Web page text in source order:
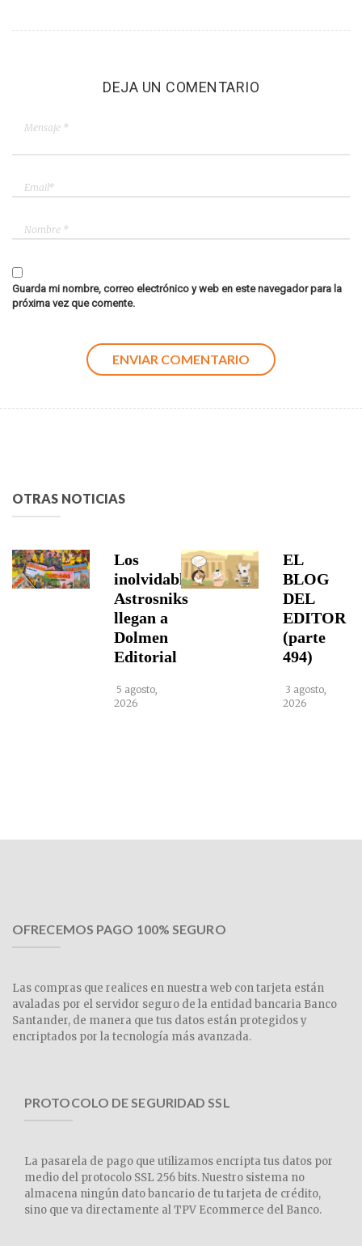
DEJA UN COMENTARIO
Guarda mi nombre, correo electrónico y web en este navegador para la
próxima vez que comente.
OTRAS NOTICIAS
Los
inolvidables
Astrosniks
llegan a
Dolmen
Editorial
5 agosto,
2026
EL
BLOG
DEL
EDITOR
(parte
494)
3 agosto,
2026
OFRECEMOS PAGO 100% SEGURO
Las compras que realices en nuestra web con tarjeta están
avaladas por el servidor seguro de la entidad bancaria Banco
Santander, de manera que tus datos están protegidos y
encriptados por la tecnología más avanzada.
PROTOCOLO DE SEGURIDAD SSL
La pasarela de pago que utilizamos encripta tus datos por
medio del protocolo SSL 256 bits. Nuestro sistema no
almacena ningún dato bancario de tu tarjeta de crédito,
sino que va directamente al TPV Ecommerce del Banco.